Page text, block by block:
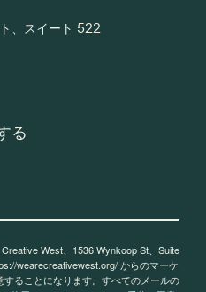
、スイート 522
る
West、1536 Wynkoop St、Suite
wearecreativewest.org/ からのマーケ
ることになります。すべてのメールの